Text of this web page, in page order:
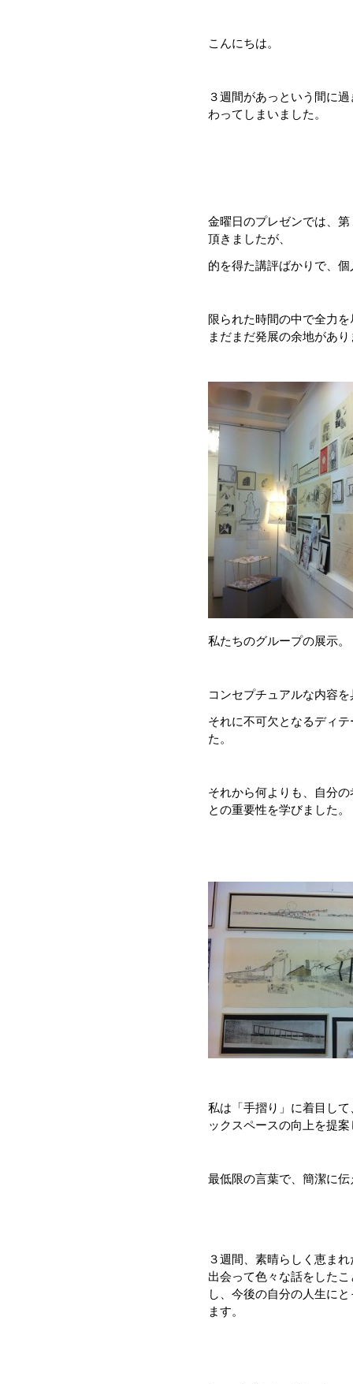
こんにちは。
３週間があっという間に
わってしまいました。
金曜日のプレゼンでは、
頂きましたが、
的を得た講評ばかりで、
限られた時間の中で全力
まだまだ発展の余地があ
私たちのグループの展示。
コンセプチュアルな内容
それに不可欠となるディ
た。
それから何よりも、自分
との重要性を学びました。
私は「手摺り」に着目し
ックスペースの向上を提
最低限の言葉で、簡潔に
３週間、素晴らしく恵ま
出会って色々な話をした
し、今後の自分の人生に
ます。